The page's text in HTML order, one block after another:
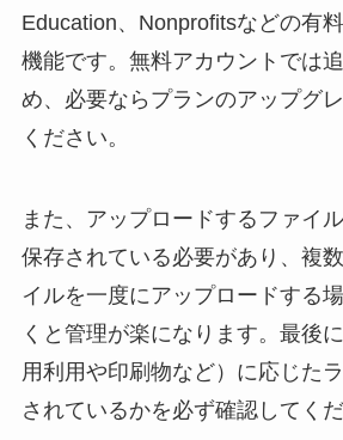
Education、Nonprofitsなどの有
機能です。無料アカウントでは
め、必要ならプランのアップグ
ください。
また、アップロードするファイ
保存されている必要があり、複
イルを一度にアップロードする
くと管理が楽になります。最後
用利用や印刷物など）に応じた
されているかを必ず確認してくだ